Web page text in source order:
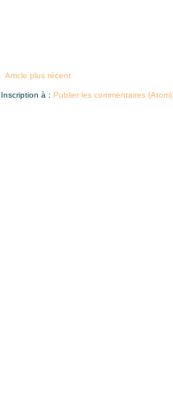
Article plus récent
Inscription à : Publier les commentaires (Atom)